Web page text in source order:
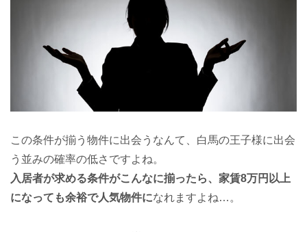
この条件が揃う物件に出会うなんて、白馬の王子様に出会
う並みの確率の低さですよね。
入居者が求める条件がこんなに揃ったら、家賃8万円以上
になっても余裕で人気物件になれますよね…。